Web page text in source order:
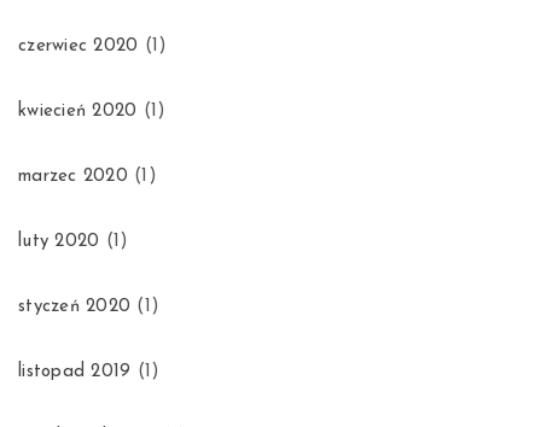
czerwiec 2020 (1)
kwiecień 2020 (1)
marzec 2020 (1)
luty 2020 (1)
styczeń 2020 (1)
listopad 2019 (1)